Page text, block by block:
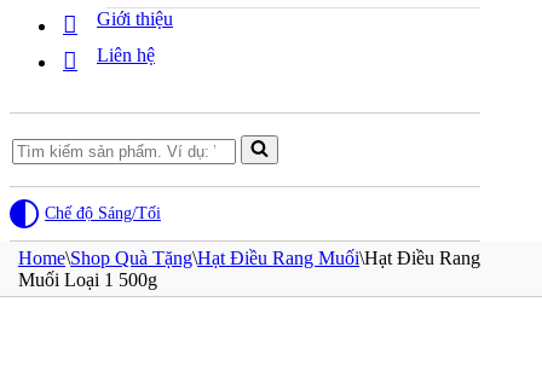
Giới thiệu
Liên hệ
Search
for...
Chế độ Sáng/Tối
Home\Shop Quà Tặng\Hạt Điều Rang Muối\Hạt Điều Rang
Muối Loại 1 500g